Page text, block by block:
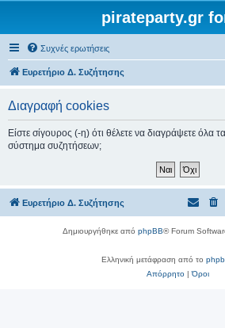
pirateparty.gr
Συχνές ερωτήσεις
Ευρετήριο Δ. Συζήτησης
Διαγραφή cookies
Είστε σίγουρος (-η) ότι θέλετε να διαγράψετε όλα
σύστημα συζητήσεων;
Ευρετήριο Δ. Συζήτησης
Δημιουργήθηκε από phpBB® Forum
Ελληνική μετάφραση από το
Απόρρητο|Όροι